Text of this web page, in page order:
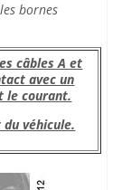
bornes
câbles A et
avec un
le courant.
véhicule.